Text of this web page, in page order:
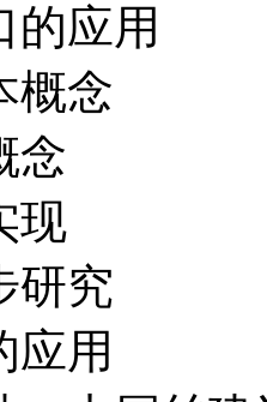
的应用
概念
念
现
研究
应用